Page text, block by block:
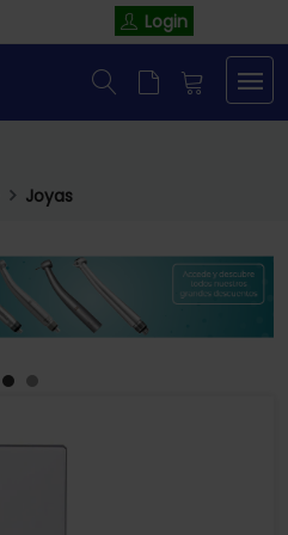
Login
Joyas